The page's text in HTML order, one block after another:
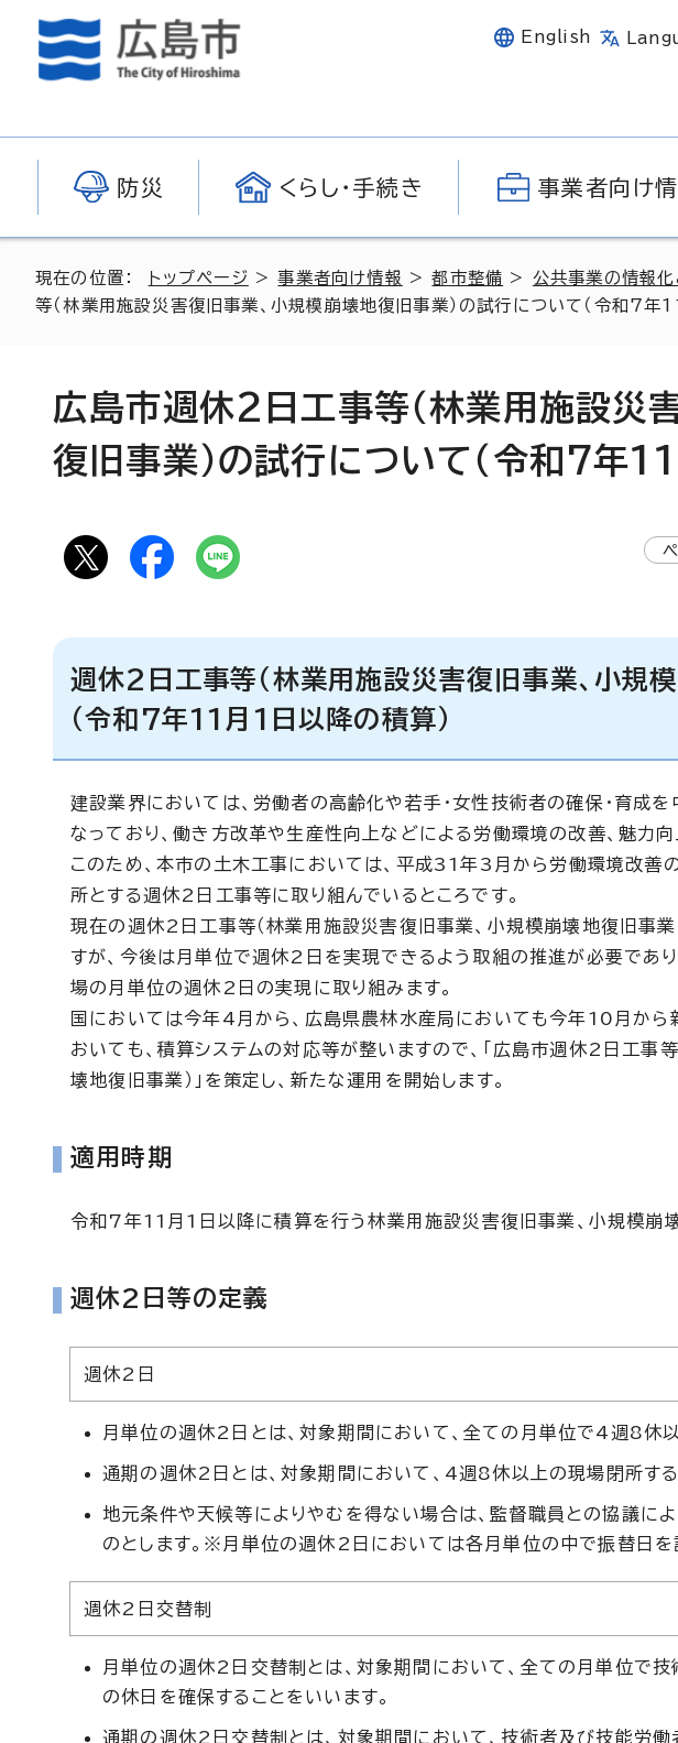
English
防災 くらし・手続き 事業者向け
現在の位置： トップページ >事業者向け情報 >都市整備 > 公共事業の情報化
等（林業用施設災害復旧事業、小規模崩壊地復旧事業）の試行について（令和7年
広島市週休2日工事等（林業用施設災
復旧事業）の試行について（令和7年
週休2日工事等（林業用施設災害復旧事業、小規
（令和7年11月1日以降の積算）
建設業界においては、労働者の高齢化や若手・女性技術者の確保・育成
なっており、働き方改革や生産性向上などによる労働環境の改善、魅力向
このため、本市の土木工事においては、平成31年3月から労働環境改善
所とする週休2日工事等に取り組んでいるところです。
現在の週休2日工事等（林業用施設災害復旧事業、小規模崩壊地復旧事
すが、今後は月単位で週休2日を実現できるよう取組の推進が必要であ
場の月単位の週休2日の実現に取り組みます。
国においては今年4月から、広島県農林水産局においても今年10月から
おいても、積算システムの対応等が整いますので、「広島市週休2日工事
壊地復旧事業）」を策定し、新たな運用を開始します。
適用時期
令和7年11月1日以降に積算を行う林業用施設災害復旧事業、小規模崩
週休2日等の定義
週休2日
月単位の週休2日とは、対象期間において、全ての月単位で4週8休
通期の週休2日とは、対象期間において、4週8休以上の現場閉所する
地元条件や天候等によりやむを得ない場合は、監督職員との協議に
のとします。※月単位の週休2日においては各月単位の中で振替日を
週休2日交替制
月単位の週休2日交替制とは、対象期間において、全ての月単位で
の休日を確保することをいいます。
通期の週休2日交替制とは、対象期間において、技術者及び技能労